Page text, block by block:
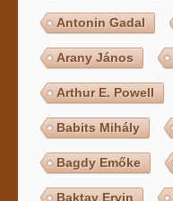
Antonin Gadal
Arany János
Arthur E. Powell
Babits Mihály
Bagdy Emőke
Baktay Ervin